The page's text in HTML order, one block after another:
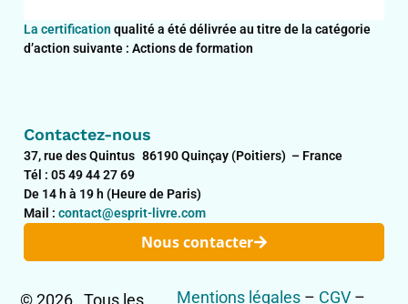
La certificationqualité a été délivrée au titre de la catégorie
d’action suivante : Actions de formation
Contactez-nous
37, rue des Quintus 86190 Quinçay (Poitiers) – France
Tél : 05 49 44 27 69
De 14 h à 19 h (Heure de Paris)
Mail :contact@esprit-livre.com
Nous contacter
© 2026 , Tous les Mentions légales – CGV –